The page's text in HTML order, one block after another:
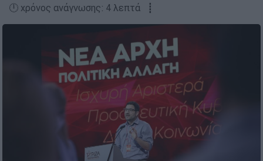
🕛 χρόνος ανάγνωσης: 4 λεπτά ┋